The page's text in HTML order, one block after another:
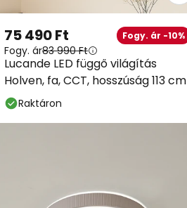
Lucande LED függő világítás
Holven, fa, CCT, hosszúság 113 cm
75 490 Ft Fogy. ár -10%
Fogy. ár83 990 Ft
Raktáron